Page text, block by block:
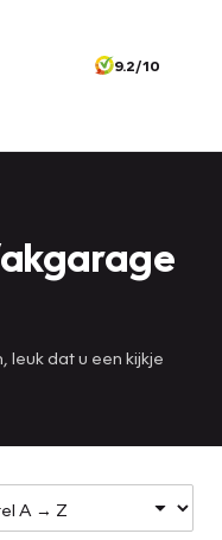
9.2/10
dat u een kijkje